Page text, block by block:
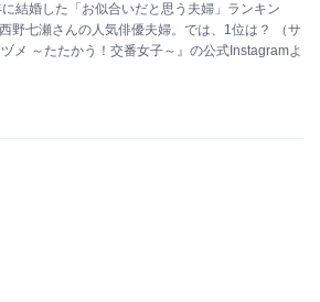
結婚した「お似合いだと思う夫婦」ランキン
野七瀬さんの人気俳優夫婦。では、1位は？ （サ
メ ～たたかう！交番女子～』の公式Instagramよ